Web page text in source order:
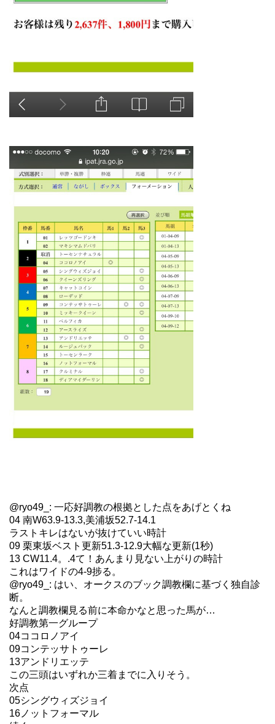
@ryo49_: 一応好調教の根拠とした点をあげとくね
04 南W63.9-13.3,美浦坂52.7-14.1
ラストキレはないが抜けていい時計
09 栗東坂ベスト更新51.3-12.9大幅な更新(1秒)
13 CW11.4。.4て！あんまり見ない上がりの時計
これはワイドの4-9捗る。
@ryo49_: はい、オークスのブック調教欄に基づく独自診
断。
なんと調教欄見る前に本命かなと思った馬が…
好調教第一グループ
04ココロノアイ
09コンテッサトゥーレ
13アンドリエッテ
この三頭はいずれか三着までに入りそう。
次点
05シングウィズジョイ
16ノットフォーマル